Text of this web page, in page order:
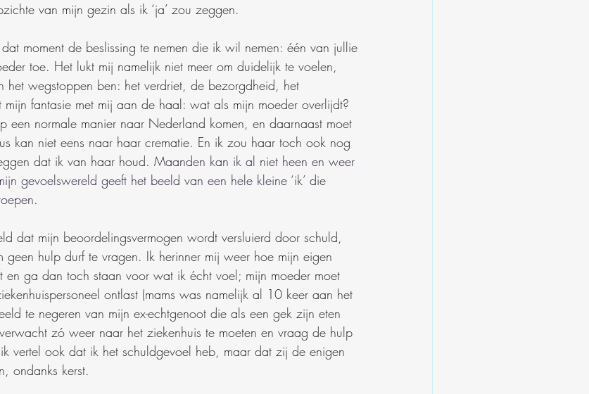
van mijn gezin als ik ‘ja’ zou zeggen.
moment de beslissing te nemen die ik wil nemen: één van jullie
toe. Het lukt mij namelijk niet meer om duidelijk te voelen,
wegstoppen ben: het verdriet, de bezorgdheid, het
fantasie met mij aan de haal: wat als mijn moeder overlijdt?
een normale manier naar Nederland komen, en daarnaast moet
kan niet eens naar haar crematie. En ik zou haar toch ook nog
dat ik van haar houd. Maanden kan ik al niet heen en weer
gevoelswereld geeft het beeld van een hele kleine ‘ik’ die
dat mijn beoordelingsvermogen wordt versluierd door schuld,
geen hulp durf te vragen. Ik herinner mij weer hoe mijn eigen
en ga dan toch staan voor wat ik écht voel; mijn moeder moet
ontlast (mams was namelijk al 10 keer aan het
te negeren van mijn ex-echtgenoot die als een gek zijn eten
zó weer naar het ziekenhuis te moeten en vraag de hulp
vertel ook dat ik het schuldgevoel heb, maar dat zij de enigen
ondanks kerst.